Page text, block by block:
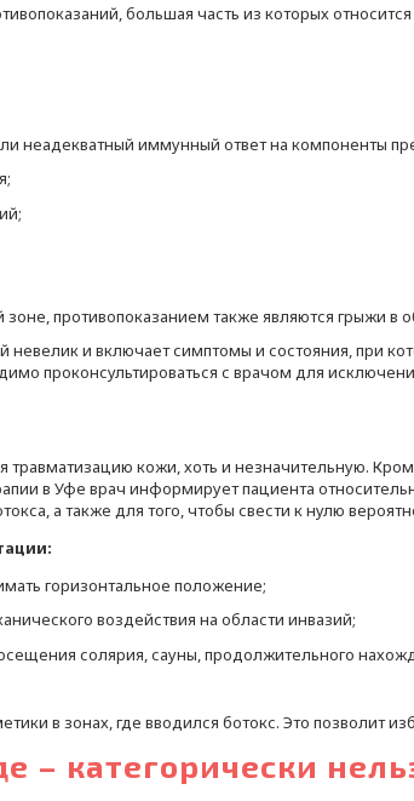
большая часть из которых
неадекватный иммунный ответ на компоненты
противопоказанием также являются грыжи в
и включает симптомы и состояния, при
проконсультироваться с врачом для
кожи, хоть и незначительную.
в Уфе врач информирует пациента
а также для того, чтобы свести к нулю
горизонтальное положение;
воздействия на области инвазий;
солярия, сауны, продолжительного
в зонах, где вводился ботокс. Это позволит
– категорически